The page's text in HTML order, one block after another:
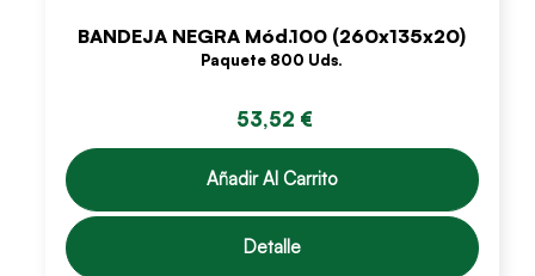
BANDEJA NEGRA Mód.100 (260x135x20)
Paquete 800 Uds.
53,52 €
Añadir Al Carrito
Detalle